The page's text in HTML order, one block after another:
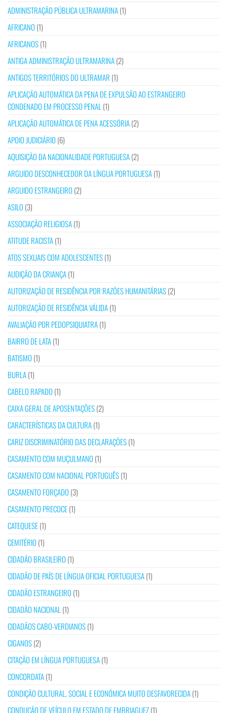
ADMINISTRAÇÃO PÚBLICA ULTRAMARINA(1)
AFRICANO (1)
AFRICANOS(1)
ANTIGA ADMINISTRAÇÃO ULTRAMARINA(2)
ANTIGOS TERRITÓRIOS DO ULTRAMAR (1)
APLICAÇÃO AUTOMÁTICA DA PENA DE EXPULSÃO AO ESTRANGEIRO
CONDENADO EM PROCESSO PENAL (1)
APLICAÇÃO AUTOMÁTICA DE PENA ACESSÓRIA(2)
APOIO JUDICIÁRIO (6)
AQUISIÇÃO DA NACIONALIDADE PORTUGUESA(2)
ARGUIDO DESCONHECEDOR DA LÍNGUA PORTUGUESA(1)
ARGUIDO ESTRANGEIRO (2)
ASILO (3)
ASSOCIAÇÃO RELIGIOSA(1)
ATITUDE RACISTA(1)
ATOS SEXUAIS COM ADOLESCENTES(1)
AUDIÇÃO DA CRIANÇA(1)
AUTORIZAÇÃO DE RESIDÊNCIA POR RAZÕES HUMANITÁRIAS(2)
AUTORIZAÇÃO DE RESIDÊNCIA VÁLIDA(1)
AVALIAÇÃO POR PEDOPSIQUIATRA(1)
BAIRRO DE LATA(1)
BATISMO (1)
BURLA(1)
CABELO RAPADO (1)
CAIXA GERAL DE APOSENTAÇÕES(2)
CARACTERÍSTICAS DA CULTURA(1)
CARIZ DISCRIMINATÓRIO DAS DECLARAÇÕES(1)
CASAMENTO COM MUÇULMANO (1)
CASAMENTO COM NACIONAL PORTUGUÊS(1)
CASAMENTO FORÇADO (3)
CASAMENTO PRECOCE(1)
CATEQUESE(1)
CEMITÉRIO (1)
CIDADÃO BRASILEIRO (1)
CIDADÃO DE PAÍS DE LÍNGUA OFICIAL PORTUGUESA(1)
CIDADÃO ESTRANGEIRO (1)
CIDADÃO NACIONAL (1)
CIDADÃOS CABO-VERDIANOS(1)
CIGANOS(2)
CITAÇÃO EM LÍNGUA PORTUGUESA(1)
CONCORDATA(1)
CONDIÇÃO CULTURAL, SOCIAL E ECONÓMICA MUITO DESFAVORECIDA(1)
CONDUÇÃO DE VEÍCULO EM ESTADO DE EMBRIAGUEZ(1)